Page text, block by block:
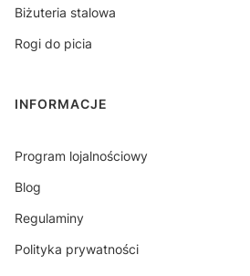
Biżuteria stalowa
Rogi do picia
INFORMACJE
Program lojalnościowy
Blog
Regulaminy
Polityka prywatności